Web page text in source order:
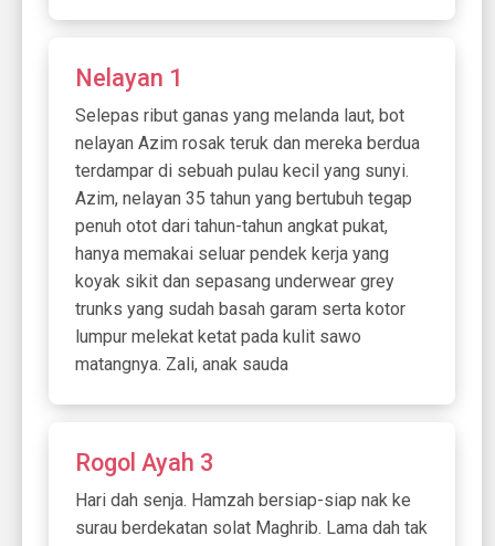
Nelayan 1
Selepas ribut ganas yang melanda laut, bot
nelayan Azim rosak teruk dan mereka berdua
terdampar di sebuah pulau kecil yang sunyi.
Azim, nelayan 35 tahun yang bertubuh tegap
penuh otot dari tahun-tahun angkat pukat,
hanya memakai seluar pendek kerja yang
koyak sikit dan sepasang underwear grey
trunks yang sudah basah garam serta kotor
lumpur melekat ketat pada kulit sawo
matangnya. Zali, anak sauda
Rogol Ayah 3
Hari dah senja. Hamzah bersiap-siap nak ke
surau berdekatan solat Maghrib. Lama dah tak